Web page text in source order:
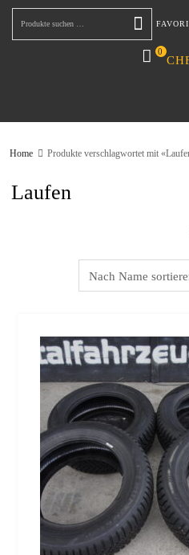
Suchen
0
Home Produkte verschlagwortet mit
Laufen